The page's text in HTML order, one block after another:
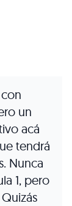
un
acá
tendrá
Nunca
1, pero